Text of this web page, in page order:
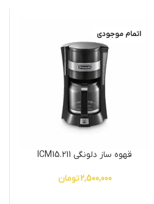
اتمام موجودی
قهوه ساز دلونگی ICM15.211
2,500,000تومان